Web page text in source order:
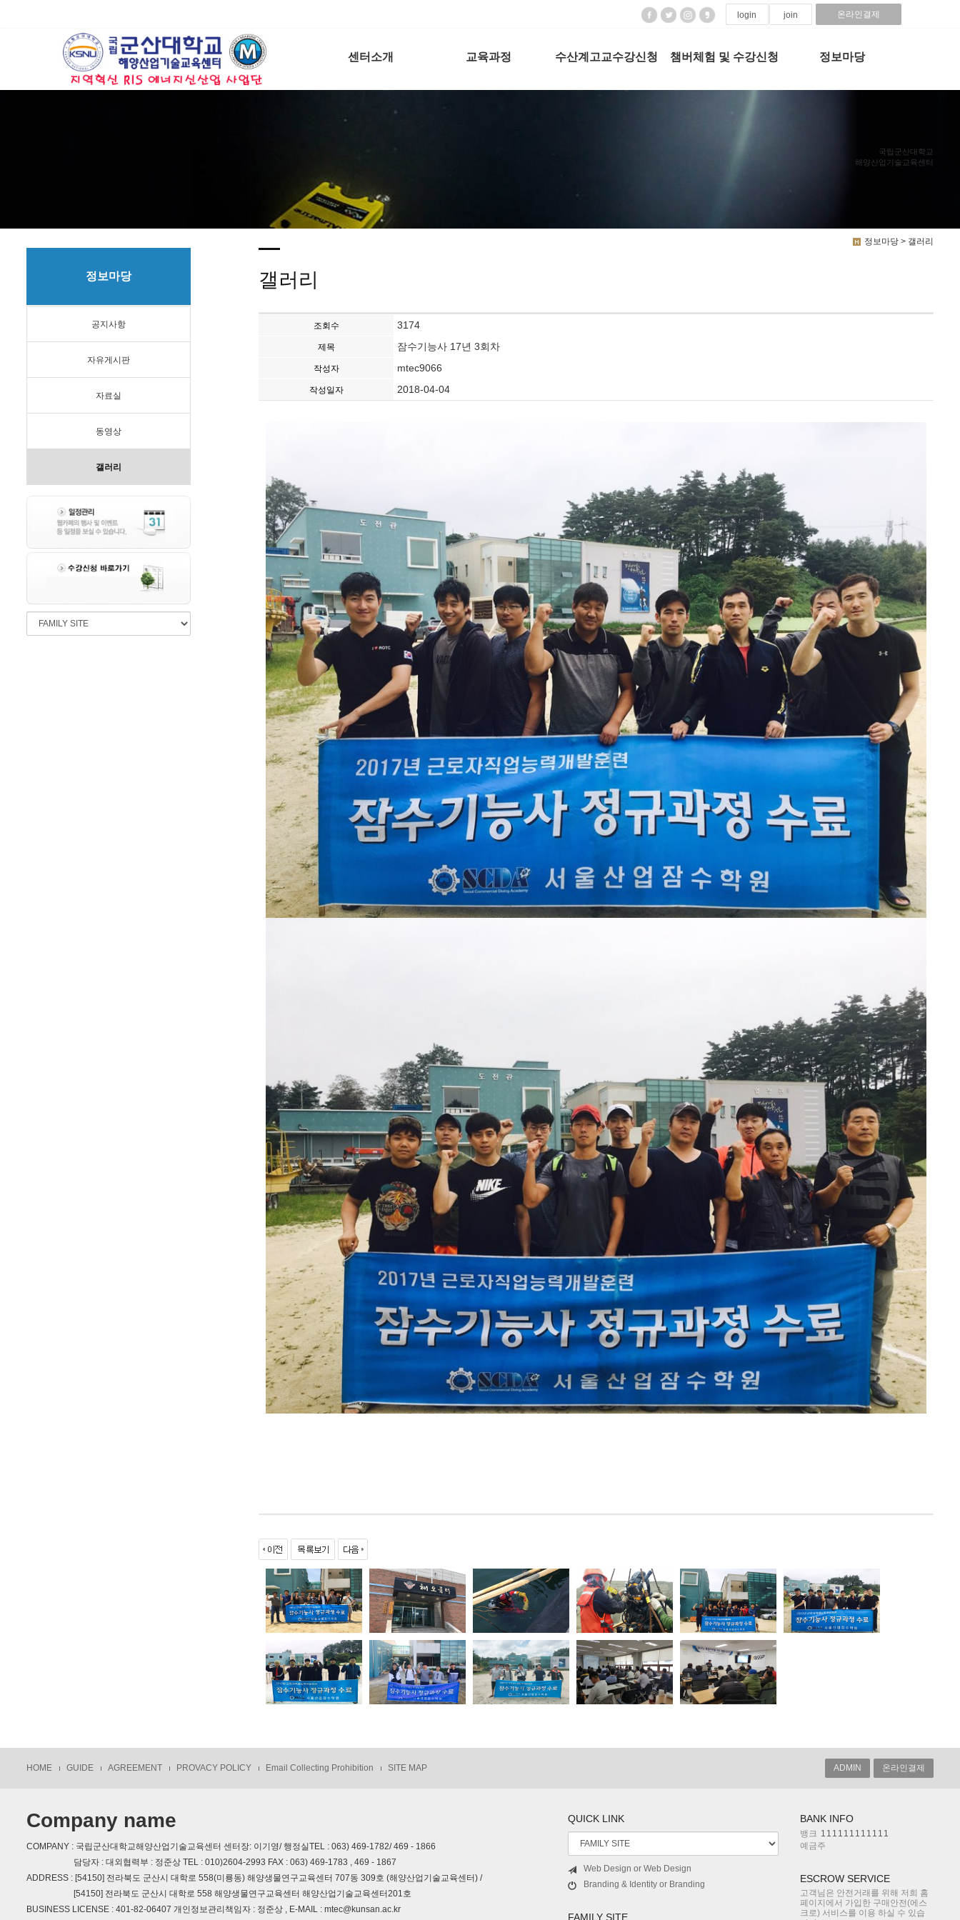
login join 온라인결제
센터소개 교육과정 수산계고교수강신청 챔버체험 및 수강신청 정보마당
국립군산대학교
해양산업기술교육센터
정보마당 > 갤러리
정보마당
공지사항
자유게시판
자료실
동영상
갤러리
갤러리
조회수 3174
제목 잠수기능사 17년 3회차
작성자 mtec9066
작성일자 2018-04-04
HOME GUIDE AGREEMENT PROVACY POLICY Email Collecting Prohibition SITE MAP ADMIN 온라인결제
Company name
COMPANY : 국립군산대학교해양산업기술교육센터 센터장: 이기영/ 행정실TEL : 063) 469-1782/ 469 - 1866
담당자 : 대외협력부 : 정준상 TEL : 010)2604-2993 FAX : 063) 469-1783 , 469 - 1867
ADDRESS : [54150] 전라북도 군산시 대학로 558(미룡동) 해양생물연구교육센터 707동 309호 (해양산업기술교육센터) /
[54150] 전라북도 군산시 대학로 558 해양생물연구교육센터 해양산업기술교육센터201호
BUSINESS LICENSE : 401-82-06407 개인정보관리책임자 : 정준상 , E-MAIL : mtec@kunsan.ac.kr
QUICK LINK
Web Design or Web Design
Branding & Identity or Branding
FAMILY SITE
BANK INFO
뱅크 111111111111
예금주
ESCROW SERVICE
고객님은 안전거래를 위해 저희 홈
페이지에서 가입한 구매안전(에스
크로) 서비스를 이용 하실 수 있습